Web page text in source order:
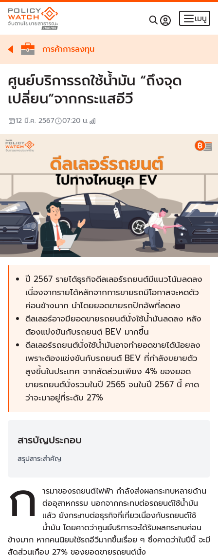
เมนู
การค้าการลงทุน
ศูนย์บริการรถใช้น้ำมัน “ถึงจุด
เปลี่ยน”จากกระแสอีวี
12 มี.ค. 2567 07:20 น.
ปี 2567 รายได้ธุรกิจดีลเลอร์รถยนต์มีแนวโน้มลดลง
เนื่องจากรายได้หลักจากการขายรถมีโอกาสจะหดตัว
ค่อนข้างมาก นำโดยยอดขายรถปิกอัพที่ลดลง
ดีลเลอร์อาจมียอดขายรถยนต์นั่งใช้น้ำมันลดลง หลัง
ต้องแข่งขันกับรถยนต์ BEV มากขึ้น
ดีลเลอร์รถยนต์นั่งใช้น้ำมันอาจทำยอดขายได้น้อยลง
เพราะต้องแข่งขันกับรถยนต์ BEV ที่กำลังขยายตัว
สูงขึ้นในประเทศ จากสัดส่วนเพียง 4% ของยอด
ขายรถยนต์นั่งรวมในปี 2565 จนในปี 2567 นี้ คาด
ว่าจะมาอยู่ที่ระดับ 27%
สารบัญประกอบ
สรุปสาระสำคัญ
ก
ารมาของรถยนต์ไฟฟ้า กำลังส่งผลกระทบหลายด้าน
ต่ออุสาหกรรม นอกจากกระทบต่อรถยนต์ใช้น้ำมัน
แล้ว ยังกระทบต่อธุรกิจที่เกี่ยวเนื่องกับรถยนต์ใช้
น้ำมัน โดยคาดว่าศูนย์บริการจะได้รับผลกระทบค่อน
ข้างมาก หากคนนิยมใช้รถอีวีมากขึ้นเรื่อย ๆ ซึ่งคาดว่าในปีนี้ จะมี
สัดส่วนเกือบ 27% ของยอดขายรถยนต์นั่ง